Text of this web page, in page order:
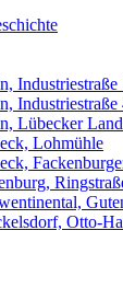
Industriestraße
Industriestraße
Lübecker
Lohmühle
Otto-